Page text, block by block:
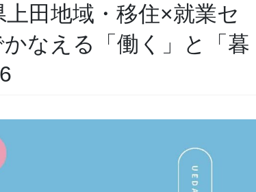
上田地域・移住×就業セ
なえる「働く」と「暮